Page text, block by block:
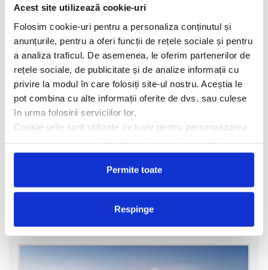
Acest site utilizează cookie-uri
Folosim cookie-uri pentru a personaliza conținutul și
anunțurile, pentru a oferi funcții de rețele sociale și pentru
a analiza traficul. De asemenea, le oferim partenerilor de
rețele sociale, de publicitate și de analize informații cu
privire la modul în care folosiți site-ul nostru. Aceștia le
pot combina cu alte informații oferite de dvs. sau culese
în urma folosirii serviciilor lor.
Cookie-urile sunt utilizate inclusiv pentru personalizarea
Permite toate
Respinge
Hotel Ocean Coral Spring Resort
Hotelul Ocean Coral Spring Resort 4* este situat in Falmouth,
Sands si la 43 de minute de mers cu masina de Aeroporttul
vezi oferta